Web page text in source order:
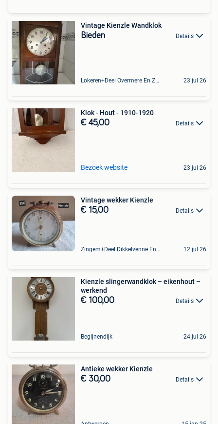
Vintage Kienzle Wandklok
Bieden Details
Lokeren+Deel Overmere En Zele 23 jul 26
Klok - Hout - 1910-1920
€ 45,00 Details
Bezoek website 23 jul 26
Vintage wekker Kienzle
€ 15,00 Details
Zingem+Deel Dikkelvenne En Nederzwalm-Hermelgem 12 jul 26
Kienzle slingerwandklok – eikenhout –
werkend
€ 100,00 Details
Begijnendijk 24 jul 26
Antieke wekker Kienzle
€ 30,00 Details